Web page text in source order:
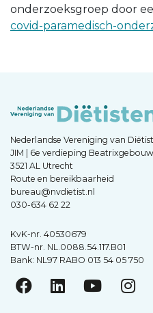
onderzoeksgroep door
covid-paramedisch-
Nederlandse Vereniging van
JIM | 6e verdieping
3521 AL Utrecht
Route en bereikbaarheid
bureau@nvdietist.nl
030-634 62 22
KvK-nr. 40530679
BTW-nr. NL.0088.54.117.B01
Bank: NL97 RABO 013 54 05 750